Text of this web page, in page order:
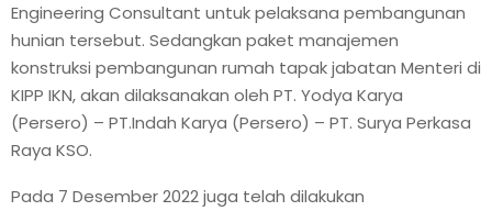
Engineering Consultant untuk pelaksana pembangunan
hunian tersebut. Sedangkan paket manajemen
konstruksi pembangunan rumah tapak jabatan Menteri di
KIPP IKN, akan dilaksanakan oleh PT. Yodya Karya
(Persero) – PT.Indah Karya (Persero) – PT. Surya Perkasa
Raya KSO.
Pada 7 Desember 2022 juga telah dilakukan